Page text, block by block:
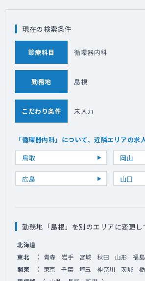
現在の検索条件
診療科目 循環器内科
勤務地 島根
こだわり条件 未入力
「循環器内科」について、近隣エリアの求
鳥取
岡山
広島 山口
勤務地「島根」を別のエリアに変更
北海道
東北
（ 青森 岩手 宮城 秋田 山形 福島
関東 （ 東京 千葉 埼玉 神奈川 茨城